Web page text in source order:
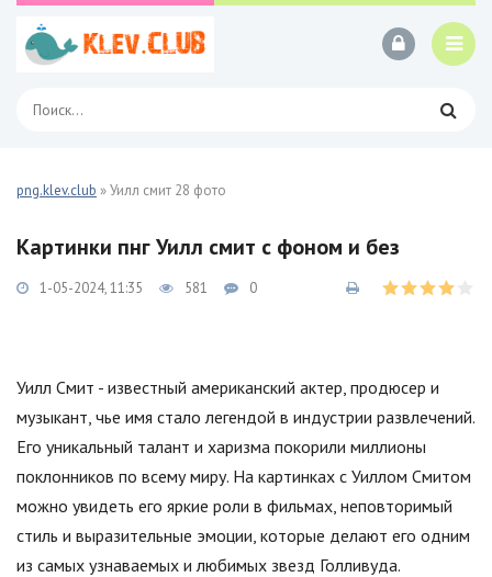
png.klev.club » Уилл смит 28 фото
Картинки пнг Уилл смит с фоном и без
1-05-2024, 11:35 581 0
Уилл Смит - известный американский актер, продюсер и
музыкант, чье имя стало легендой в индустрии развлечений.
Его уникальный талант и харизма покорили миллионы
поклонников по всему миру. На картинках с Уиллом Смитом
можно увидеть его яркие роли в фильмах, неповторимый
стиль и выразительные эмоции, которые делают его одним
из самых узнаваемых и любимых звезд Голливуда.